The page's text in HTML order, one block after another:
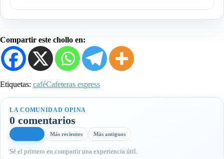
Compartir este chollo en:
Etiquetas: caféCafeteras espress
LA COMUNIDAD OPINA
0 comentarios
Más recientes Más antiguos
Sé el primero en compartir una experiencia útil.